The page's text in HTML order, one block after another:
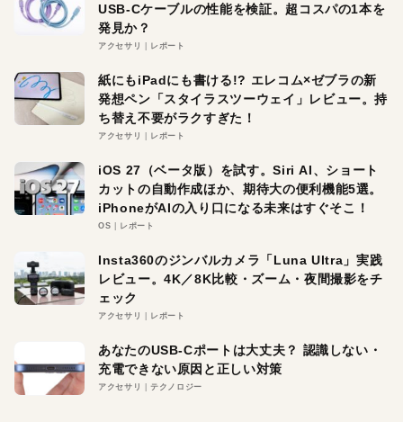
USB-Cケーブルの性能を検証。超コスパの1本を
発見か？
アクセサリ レポート
紙にもiPadにも書ける!? エレコム×ゼブラの新
発想ペン「スタイラスツーウェイ」レビュー。持
ち替え不要がラクすぎた！
アクセサリ レポート
iOS 27（ベータ版）を試す。Siri AI、ショート
カットの自動作成ほか、期待大の便利機能5選。
iPhoneがAIの入り口になる未来はすぐそこ！
OS レポート
Insta360のジンバルカメラ「Luna Ultra」実践
レビュー。4K／8K比較・ズーム・夜間撮影をチ
ェック
アクセサリ レポート
あなたのUSB-Cポートは大丈夫？ 認識しない・
充電できない原因と正しい対策
アクセサリ テクノロジー